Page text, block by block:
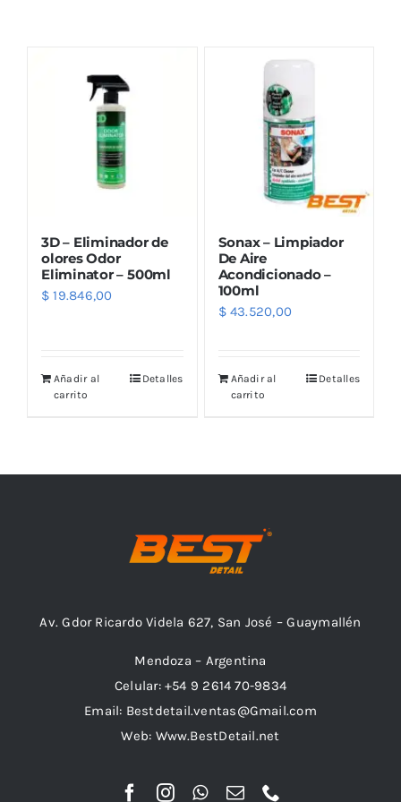
Combos
Mayorista
Marcas
3D – Eliminador de
olores Odor
Eliminator – 500ml
$ 19.846,00
Añadir al
carrito
Detalles
Sonax – Limpiador
De Aire
Acondicionado –
100ml
$43.520,00
Añadir al
carrito
Detalles
Av. Gdor Ricardo Videla 627, San José – Guaymallén
Mendoza – Argentina
Celular: +54 9 2614 70-9834
Email: Bestdetail.ventas@Gmail.com
Web: Www.BestDetail.net